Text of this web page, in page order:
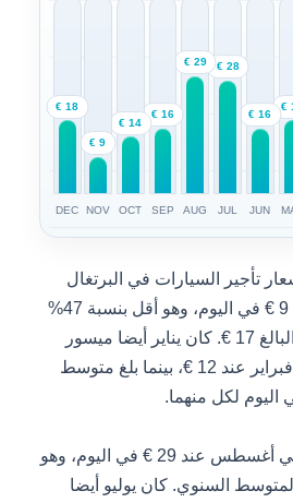
16 €
JUN
28 €
JUL
29 €
AUG
16 €
SEP
14 €
OCT
9 €
NOV
18 €
DEC
تأجير السيارات في البرتغال
سُجلت في نوفمبر عند 9 € في اليوم، وهو أقل بنسبة 47%
من المتوسط السنوي البالغ 17 €. كان يناير أيضا ميسور
التكلفة عند 11 €، يليه فبراير عند 12 €، بينما بلغ متوسط
سُجلت أعلى الأسعار في أغسطس عند 29 € في اليوم، وهو
71% من المتوسط السنوي. كان يوليو أيضا